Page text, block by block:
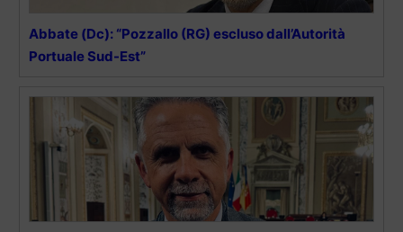
Abbate (Dc): “Pozzallo (RG) escluso dall’Autorità
Portuale Sud-Est”